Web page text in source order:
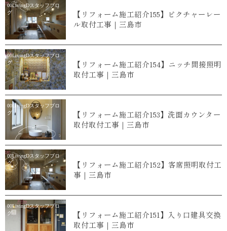
00LivingDスタッフブロ
グ
【リフォーム施工紹介155】ピクチャーレー
ル取付工事｜三島市
00LivingDスタッフブロ
グ
【リフォーム施工紹介154】ニッチ間接照明
取付工事｜三島市
00LivingDスタッフブロ
グ
【リフォーム施工紹介153】洗面カウンター
取付取付工事｜三島市
00LivingDスタッフブロ
グ
【リフォーム施工紹介152】客席照明取付工
事｜三島市
00LivingDスタッフブロ
グ
【リフォーム施工紹介151】入り口建具交換
取付工事｜三島市